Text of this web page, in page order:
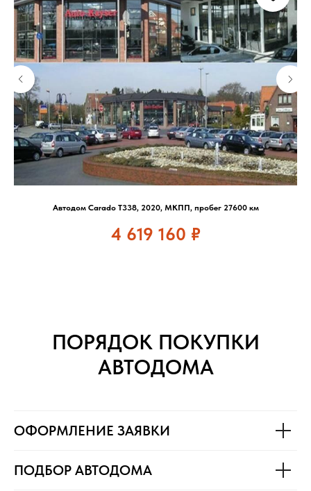
Автодом Carado T338, 2020, МКПП, пробег 27600 км
4 619 160 ₽
ПОРЯДОК ПОКУПКИ
АВТОДОМА
ОФОРМЛЕНИЕ ЗАЯВКИ
ПОДБОР АВТОДОМА